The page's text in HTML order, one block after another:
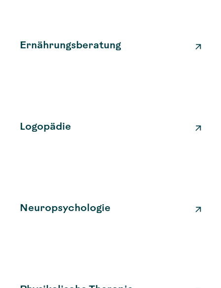
Ernährungsberatung
Logopädie
Neuropsychologie